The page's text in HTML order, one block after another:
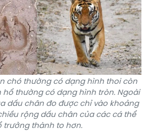
chó thường có dạng hình thoi còn
thường có dạng hình tròn. Ngoài
dấu chân đo được chỉ vào khoảng
rộng dấu chân của các cá thể
trưởng thành to hơn.